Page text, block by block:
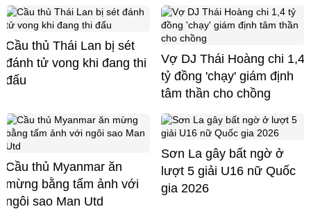
Cầu thủ Thái Lan bị sét
đánh tử vong khi đang thi
đấu
Vợ DJ Thái Hoàng chi 1,4
tỷ đồng 'chạy' giám định
tâm thần cho chồng
Cầu thủ Myanmar ăn
mừng bằng tấm ảnh với
ngôi sao Man Utd
Sơn La gây bất ngờ ở
lượt 5 giải U16 nữ Quốc
gia 2026